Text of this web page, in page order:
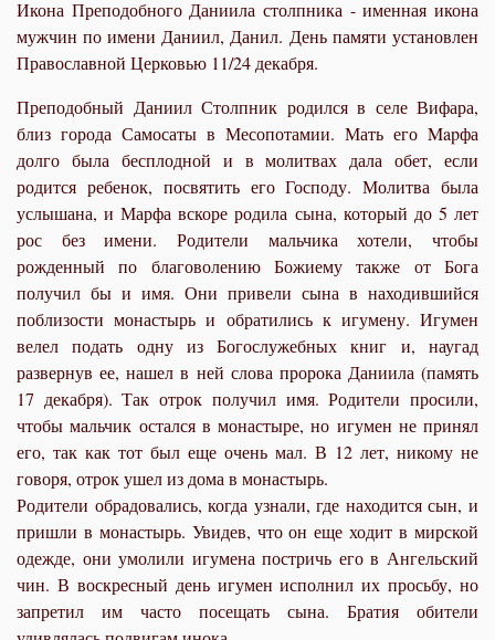
Икона Преподобного Даниила столпника - именная икона
мужчин по имени Даниил, Данил. День памяти установлен
Православной Церковью 11/24 декабря.
Преподобный Даниил Столпник родился в селе Вифара,
близ города Самосаты в Месопотамии. Мать его Mapфа
долго была бесплодной и в молитвах дала обет, если
родится ребенок, посвятить его Господу. Молитва была
услышана, и Марфа вскоре родила сына, который до 5 лет
рос без имени. Родители мальчика хотели, чтобы
рожденный по благоволению Божиему также от Бога
получил бы и имя. Они привели сына в находившийся
поблизости монастырь и обратились к игумену. Игумен
велел подать одну из Богослужебных книг и, наугад
развернув ее, нашел в ней слова пророка Даниила (память
17 декабря). Так отрок получил имя. Родители просили,
чтобы мальчик остался в монастыре, но игумен не принял
его, так как тот был еще очень мал. В 12 лет, никому не
говоря, отрок ушел из дома в монастырь.
Родители обрадовались, когда узнали, где находится сын, и
пришли в монастырь. Увидев, что он еще ходит в мирской
одежде, они умолили игумена постричь его в Ангельский
чин. В воскресный день игумен исполнил их просьбу, но
запретил им часто посещать сына. Братия обители